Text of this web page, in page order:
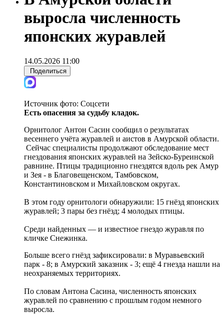
выросла численность
японских журавлей
14.05.2026 11:00
Поделиться
Источник фото: Соцсети
Есть опасения за судьбу кладок.
Орнитолог Антон Сасин сообщил о результатах
весеннего учёта журавлей и аистов в Амурской области.
Сейчас специалисты продолжают обследование мест
гнездования японских журавлей на Зейско-Буреинской
равнине. Птицы традиционно гнездятся вдоль рек Амур
и Зея - в Благовещенском, Тамбовском,
Константиновском и Михайловском округах.
В этом году орнитологи обнаружили: 15 гнёзд японских
журавлей; 3 пары без гнёзд; 4 молодых птицы.
Среди найденных — и известное гнездо журавля по
кличке Снежинка.
Больше всего гнёзд зафиксировали: в Муравьевский
парк - 8; в Амурский заказник - 3; ещё 4 гнезда нашли на
неохраняемых территориях.
По словам Антона Сасина, численность японских
журавлей по сравнению с прошлым годом немного
выросла.